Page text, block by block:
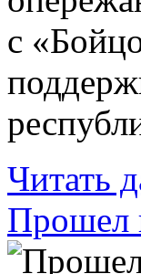
с
Читать
Прошел